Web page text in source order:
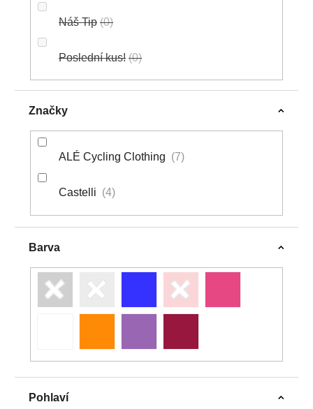
Náš Tip 0
Poslední kus! 0
Značky
ALÉ Cycling Clothing 7
Castelli 4
Barva
Pohlaví